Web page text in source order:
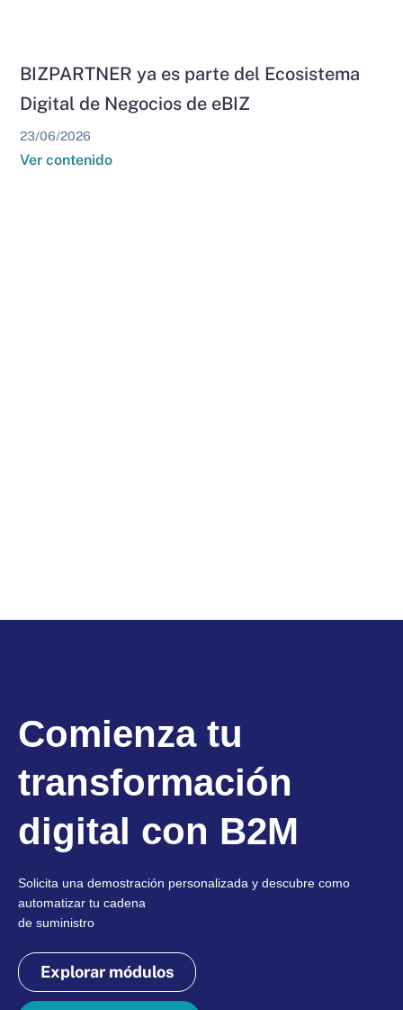
BIZPARTNER ya es parte del Ecosistema
Digital de Negocios de eBIZ
23/06/2026
Ver contenido
Comienza tu
transformación
digital con B2M
Solicita una demostración personalizada y descubre como
automatizar tu cadena
de suministro
Explorar módulos